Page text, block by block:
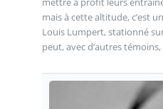
mais à cette altitude, c’est
Louis Lumpert, stationné
peut, avec d’autres